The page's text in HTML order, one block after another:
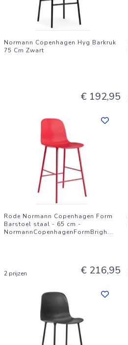
Normann Copenhagen Hyg Barkruk
75 Cm Zwart
€ 192,95
Rode Normann Copenhagen Form
Barstoel staal - 65 cm -
NormannCopenhagenFormBrigh...
2 prijzen € 216,95